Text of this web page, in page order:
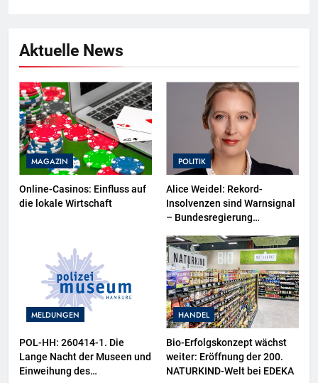
Aktuelle News
MAGAZIN
Online-Casinos: Einfluss auf
die lokale Wirtschaft
POLITIK
Alice Weidel: Rekord-
Insolvenzen sind Warnsignal
– Bundesregierung
Wirtschaftskrise
MELDUNGEN
POL-HH: 260414-1. Die
Lange Nacht der Museen und
Einweihung des
HANDEL
Bio-Erfolgskonzept wächst
weiter: Eröffnung der 200.
NATURKIND-Welt bei EDEKA